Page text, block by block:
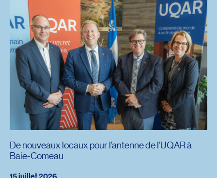
De nouveaux locaux pour l’antenne de l’UQAR à
Baie-Comeau